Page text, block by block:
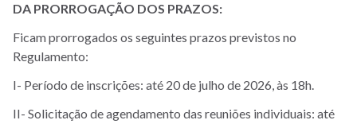
DA PRORROGAÇÃO DOS PRAZOS:
Ficam prorrogados os seguintes prazos previstos no
Regulamento:
I- Período de inscrições: até 20 de julho de 2026, às 18h.
II- Solicitação de agendamento das reuniões individuais: até